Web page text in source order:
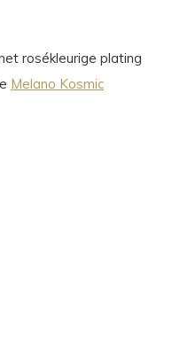
rosékleurige plating
Melano Kosmic